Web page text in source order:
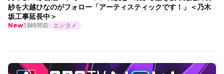
紗を大越ひなのがフォロー「アーティスティックです！」＜乃木
坂工事延長中＞
New18時間前 エンタメ